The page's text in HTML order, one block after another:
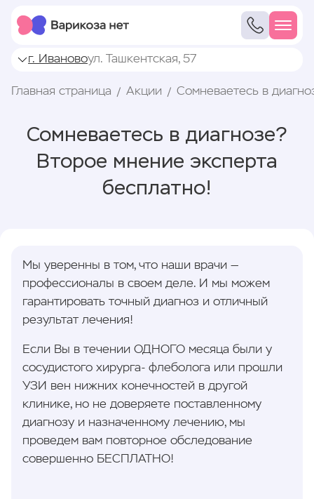
г. Ивановоул. Ташкентская, 57
Главная страница Акции Сомневаетесь в
Сомневаетесь в диагнозе?
Второе мнение эксперта
бесплатно!
Мы уверенны в том, что наши врачи —
профессионалы в своем деле. И мы можем
гарантировать точный диагноз и отличный
результат лечения!
Если Вы в течении ОДНОГО месяца были у
сосудистого хирурга- флеболога или прошли
УЗИ вен нижних конечностей в другой
клинике, но не доверяете поставленному
диагнозу и назначенному лечению, мы
проведем вам повторное обследование
совершенно БЕСПЛАТНО!